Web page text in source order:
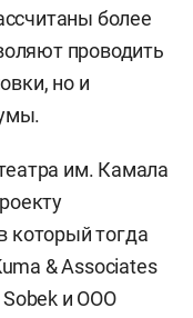
более
проводить
но и
им. Камала
который тогда
& Associates
Sobek и ООО